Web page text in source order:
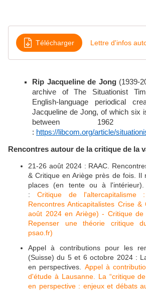
Télécharger
Rip Jacqueline de Jong(1939-
archive of The Situationist
English-language periodical
Jacqueline de Jong, of which six
between 1962
: https://libcom.org/article/
Rencontres autour de la critique de la
21-26 août 2024 : RAAC.
& Critique en Ariège près de fois. Il
places (en tente ou à
: Critique de
Rencontres Anticapitalistes Crise
août 2024 en Ariège) - Critique de
Repenser une théorie critique
psao.fr)
Appel à contributions pour les
(Suisse) du 5 et 6 octobre 2024 :
en perspectives. Appel à
d'étude à Lausanne. La “critique
en perspective : enjeux et débats